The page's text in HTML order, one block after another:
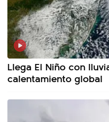
Llega El Niño con
calentamiento global